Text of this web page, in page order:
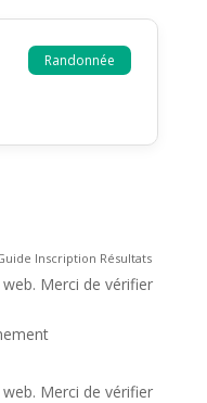
Randonnée
Inscription Résultats
Merci de vérifier
Merci de vérifier